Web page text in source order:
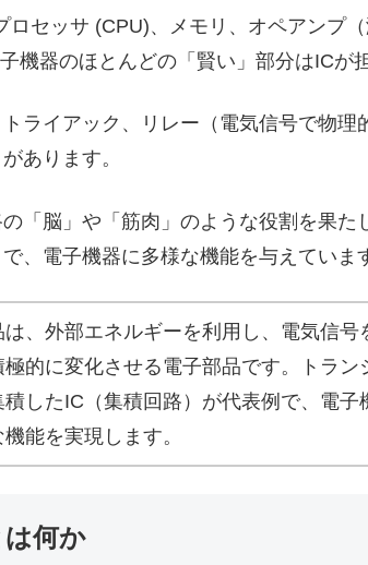
ロセッサ (CPU)、メモリ、オペアンプ
機器のほとんどの「賢い」部分はICが
ライアック、リレー（電気信号で物理
あります。
「脳」や「筋肉」のような役割を果た
、電子機器に多様な機能を与えていま
は、外部エネルギーを利用し、電気信
極的に変化させる電子部品です。トラン
積したIC（集積回路）が代表例で、電子
能を実現します。
は何か